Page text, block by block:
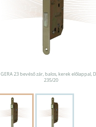
GERA 23 bevéső zár, balos, kerek előlappal,
235/20